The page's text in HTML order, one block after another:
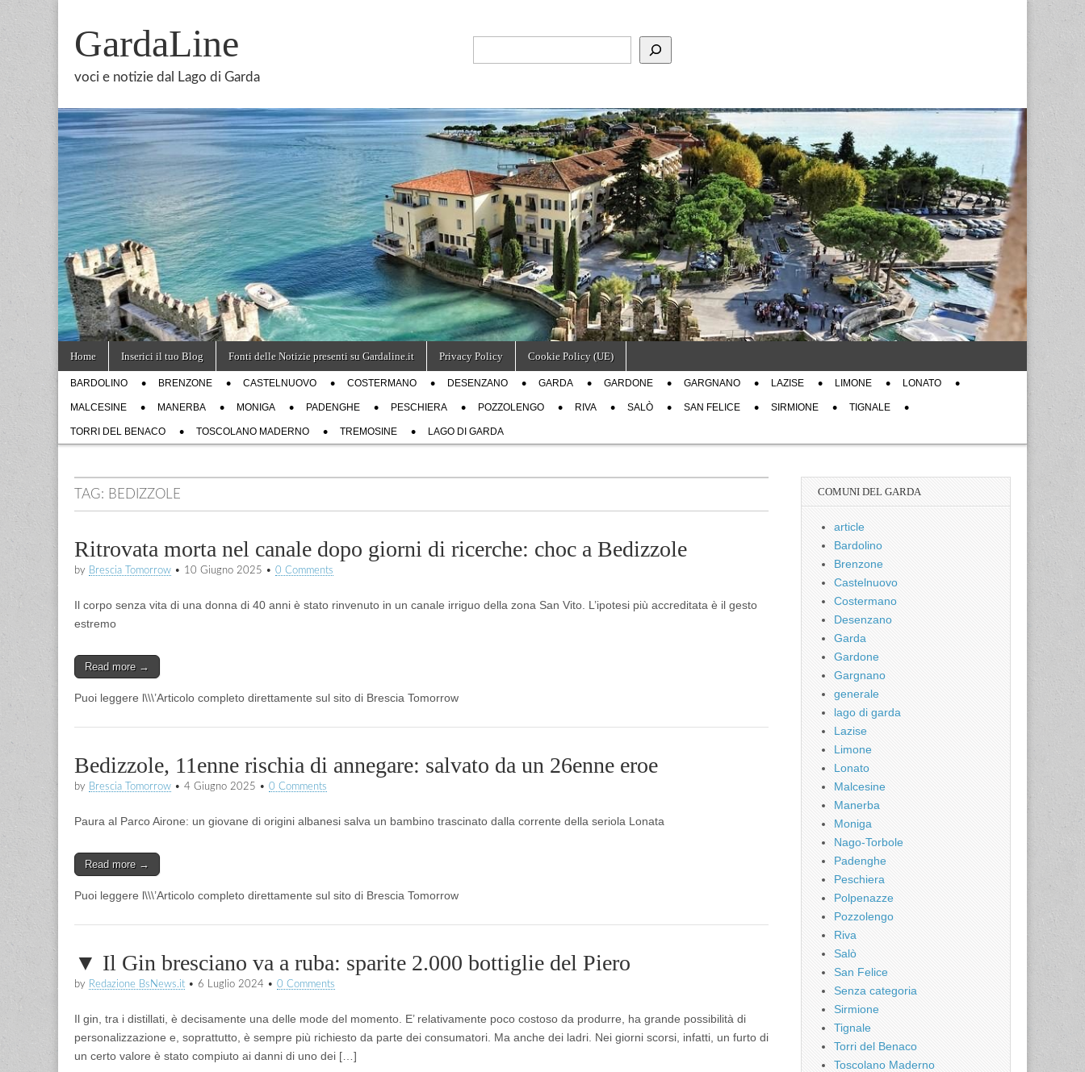
GardaLine
voci e notizie dal Lago di Garda
Main
menu
content
Home Inserici il tuo Blog Fonti delle Notizie presenti su Gardaline.it Privacy Policy Cookie Policy (UE)
SubBARDOLINO BRENZONE CASTELNUOVO COSTERMANO DESENZANO GARDA GARDONE GARGNANO LAZISE LIMONE LONATO
MALCESINE MANERBA MONIGA PADENGHE PESCHIERA POZZOLENGO RIVA SALÒ SAN FELICE SIRMIONE TIGNALE
TORRI DEL BENACO TOSCOLANO MADERNO TREMOSINE LAGO DI GARDA
TAG: BEDIZZOLE
Ritrovata morta nel canale dopo giorni di ricerche: choc a Bedizzole
by Brescia Tomorrow • 10 Giugno 2025 • 0 Comments
Il corpo senza vita di una donna di 40 anni è stato rinvenuto in un canale irriguo della zona San Vito. L’ipotesi più accreditata è il gesto
estremo
Read more →
Puoi leggere l\\\’Articolo completo direttamente sul sito di Brescia Tomorrow
Bedizzole, 11enne rischia di annegare: salvato da un 26enne eroe
by Brescia Tomorrow • 4 Giugno 2025 • 0 Comments
Paura al Parco Airone: un giovane di origini albanesi salva un bambino trascinato dalla corrente della seriola Lonata
Read more →
Puoi leggere l\\\’Articolo completo direttamente sul sito di Brescia Tomorrow
▼ Il Gin bresciano va a ruba: sparite 2.000 bottiglie del Piero
by Redazione BsNews.it • 6 Luglio 2024 • 0 Comments
Il gin, tra i distillati, è decisamente una delle mode del momento. E’ relativamente poco costoso da produrre, ha grande possibilità di
personalizzazione e, soprattutto, è sempre più richiesto da parte dei consumatori. Ma anche dei ladri. Nei giorni scorsi, infatti, un furto di
un certo valore è stato compiuto ai danni di uno dei […]
COMUNI DEL GARDA
article
Bardolino
Brenzone
Castelnuovo
Costermano
Desenzano
Garda
Gardone
Gargnano
generale
lago di garda
Lazise
Limone
Lonato
Malcesine
Manerba
Moniga
Nago-Torbole
Padenghe
Peschiera
Polpenazze
Pozzolengo
Riva
Salò
San Felice
Senza categoria
Sirmione
Tignale
Torri del Benaco
Toscolano Maderno